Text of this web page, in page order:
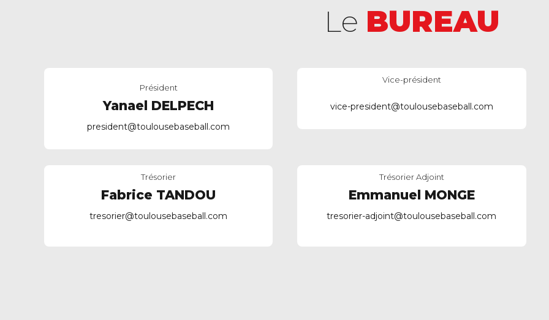
Le BUREAU
Président
Yanael DELPECH
president@toulousebaseball.com
Vice-président
vice-president@toulousebaseball.com
Trésorier
Fabrice TANDOU
tresorier@toulousebaseball.com
Trésorier Adjoint
Emmanuel MONGE
tresorier-adjoint@toulousebaseball.com